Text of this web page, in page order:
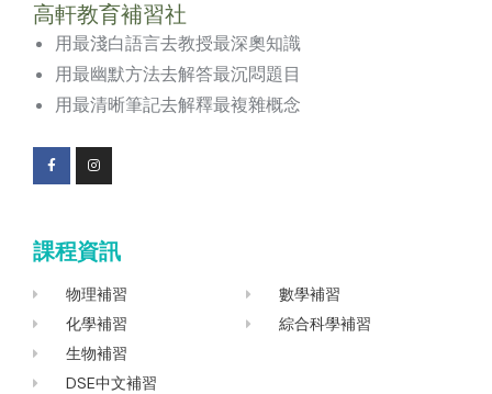
高軒教育補習社
用最淺白語言去教授最深奧知識
用最幽默方法去解答最沉悶題目
用最清晰筆記去解釋最複雜概念
F
a
o
o
I
n
g
r
a
課程資訊
物理補習
化學補習
生物補習
DSE中文補習
數學補習
綜合科學補習